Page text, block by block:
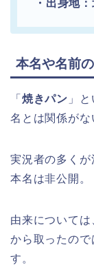
・出身地
本名や名前
「 焼きパン 」
名とは関係がな
実況者の多くが
本名は非公開。
由来について
から取ったので
す。